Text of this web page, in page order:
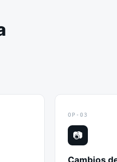
OP-03
📷
Cambios